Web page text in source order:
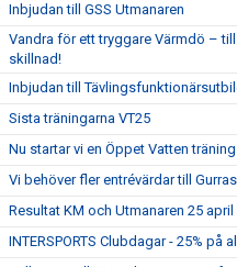
Inbjudan till GSS Utmanaren
Vandra för ett tryggare Värmdö –
skillnad!
Inbjudan till
Sista träningarna VT25
Nu startar vi en Öppet Vatten
Vi behöver fler entrévärdar till
Resultat KM och Utmanaren 25 april
INTERSPORTS Clubdagar - 25% på